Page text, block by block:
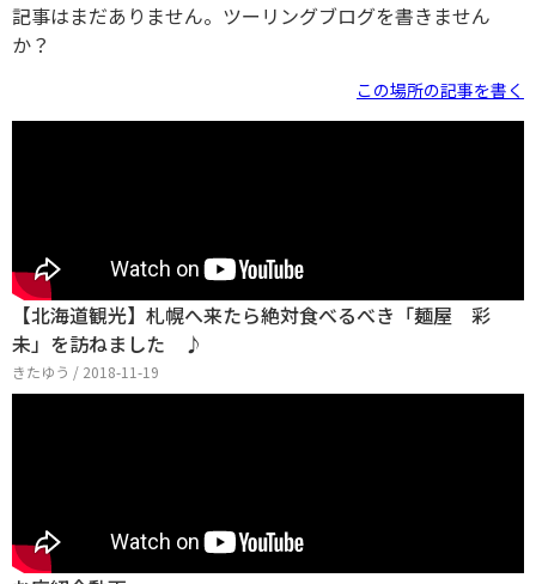
記事はまだありません。ツーリングブログを書きません
か？
この場所の記事を書く
【北海道観光】札幌へ来たら絶対食べるべき「麺屋 彩
未」を訪ねました ♪
きたゆう / 2018-11-19